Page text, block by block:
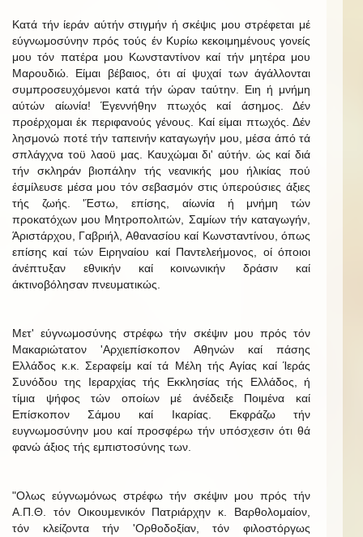
Κατά τήν ίεράν αύτήν στιγμήν ή σκέψις μου στρέφεται μέ
εύγνωμοσύνην πρός τούς έν Κυρίω κεκοιμημένους γονείς
μου τόν πατέρα μου Κωνσταντίνον καί τήν μητέρα μου
Μαρουδιώ. Είμαι βέβαιος, ότι αί ψυχαί των άγάλλονται
συμπροσευχόμενοι κατά τήν ώραν ταύτην. Ειη ή μνήμη
αύτών αίωνία! Έγεννήθην πτωχός καί άσημος. Δέν
προέρχομαι έκ περιφανούς γένους. Καί είμαι πτωχός. Δέν
λησμονώ ποτέ τήν ταπεινήν καταγωγήν μου, μέσα άπό τά
σπλάγχνα τοϋ λαοϋ μας. Καυχώμαι δι' αύτήν. ώς καί διά
τήν σκληράν βιοπάλην τής νεανικής μου ήλικίας πού
έσμίλευσε μέσα μου τόν σεβασμόν στις ύπερούσιες άξιες
τής ζωής. 'Έστω, επίσης, αίωνία ή μνήμη τών
προκατόχων μου Μητροπολιτών, Σαμίων τήν καταγωγήν,
Άριστάρχου, Γαβριήλ, Αθανασίου καί Κωνσταντίνου, όπως
επίσης καί τών Ειρηναίου καί Παντελεήμονος, οί όποιοι
άνέπτυξαν εθνικήν καί κοινωνικήν δράσιν καί
άκτινοβόλησαν πνευματικώς.
Μετ' εύγνωμοσύνης στρέφω τήν σκέψιν μου πρός τόν
Μακαριώτατον 'Αρχιεπίσκοπον Αθηνών καί πάσης
Ελλάδος κ.κ. Σεραφείμ καί τά Μέλη τής Αγίας καί Ίεράς
Συνόδου της Ιεραρχίας τής Εκκλησίας τής Ελλάδος, ή
τίμια ψήφος τών οποίων μέ άνέδειξε Ποιμένα καί
Επίσκοπον Σάμου καί Ικαρίας. Εκφράζω τήν
ευγνωμοσύνην μου καί προσφέρω τήν υπόσχεσιν ότι θά
φανώ άξιος τής εμπιστοσύνης των.
"Ολως εύγνωμόνως στρέφω τήν σκέψιν μου πρός τήν
Α.Π.Θ. τόν Οικουμενικόν Πατριάρχην κ. Βαρθολομαίον,
τόν κλείζοντα τήν 'Ορθοδοξίαν, τόν φιλοστόργως